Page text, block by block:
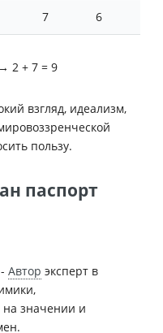
7 6
→ 2 + 7 = 9
взгляд, идеализм,
пользу.
паспорт
Автор эксперт в
на значении и